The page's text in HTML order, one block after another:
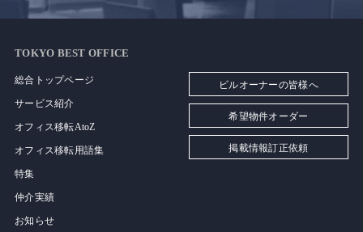
TOKYO BEST OFFICE
総合トップページ
サービス紹介
オフィス移転AtoZ
オフィス移転用語集
特集
仲介実績
お知らせ
ビルオーナーの皆様へ
希望物件オーダー
掲載情報訂正依頼